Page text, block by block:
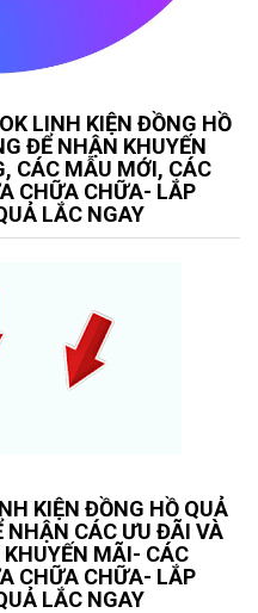
LINH KIỆN ĐỒNG HỒ
ĐỂ NHẬN KHUYẾN
CÁC MẪU MỚI, CÁC
CHỮA CHỮA- LẮP
LẮC NGAY
KIỆN ĐỒNG HỒ QUẢ
NHẬN CÁC ƯU ĐÃI VÀ
MÃI- CÁC
CHỮA CHỮA- LẮP
LẮC NGAY